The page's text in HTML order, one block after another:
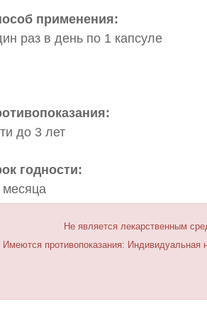
применения:
раз в день по 1 капсуле
до 3 лет
годности:
месяца
Не является лекарственным
Имеются противопоказания: Индивидуальная